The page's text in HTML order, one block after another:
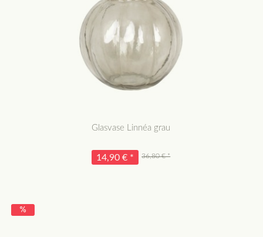
Glasvase Linnéa grau
36,80 € *
14,90 € *